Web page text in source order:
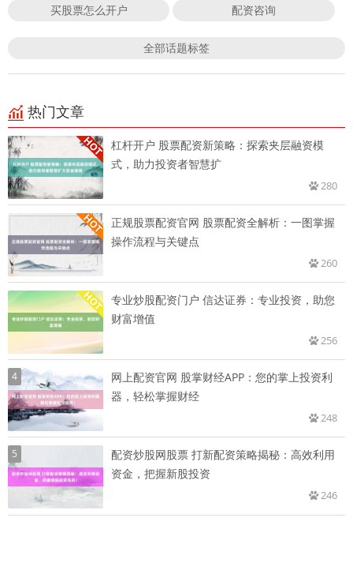
买股票怎么开户 配资咨询
全部话题标签
热门文章
杠杆开户 股票配资新策略：探索夹层融资模
式，助力投资者智慧扩
280
正规股票配资官网 股票配资全解析：一图掌握
操作流程与关键点
260
专业炒股配资门户 信达证券：专业投资，助您
财富增值
256
4
网上配资官网 股掌财经APP：您的掌上投资利
器，轻松掌握财经
248
5
配资炒股网股票 打新配资策略揭秘：高效利用
资金，把握新股投资
246